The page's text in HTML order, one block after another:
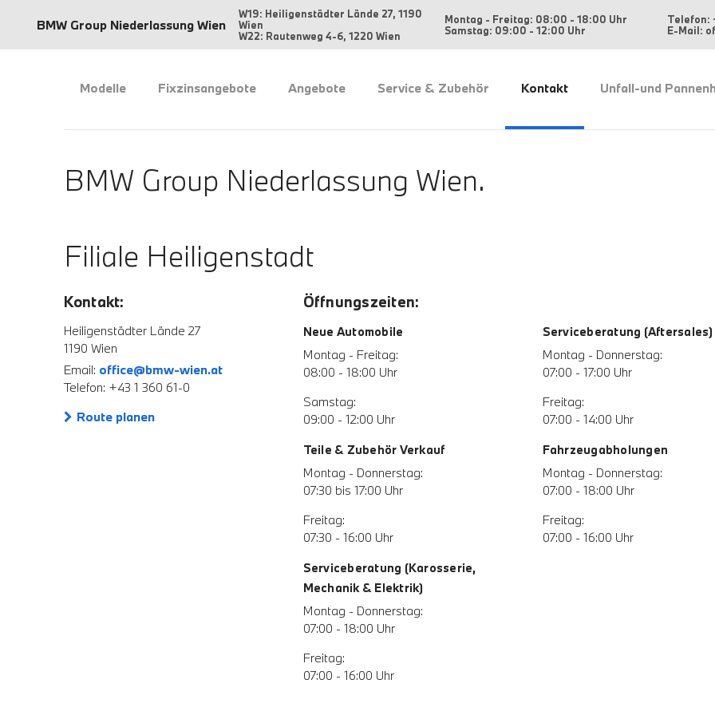
BMW Group Niederlassung Wien
W19: Heiligenstädter Lände 27, 1190
Wien
W22: Rautenweg 4-6, 1220 Wien
Montag - Freitag: 08:00 - 18:00 Uhr
Samstag: 09:00 - 12:00 Uhr
Telefon:
E-Mail:
Modelle Fixzinsangebote Angebote Service & Zubehör Kontakt Unfall-und
BMW Group Niederlassung Wien.
Filiale Heiligenstadt
Kontakt:
Heiligenstädter Lände 27
1190 Wien
Email: office@bmw-wien.at
Telefon: +43 1 360 61-0
Route planen
Öffnungszeiten:
Neue Automobile
Montag - Freitag:
08:00 - 18:00 Uhr
Samstag:
09:00 - 12:00 Uhr
Teile & Zubehör Verkauf
Montag - Donnerstag:
07:30 bis 17:00 Uhr
Freitag:
07:30 - 16:00 Uhr
Serviceberatung (Karosserie,
Mechanik & Elektrik)
Montag - Donnerstag:
07:00 - 18:00 Uhr
Freitag:
07:00 - 16:00 Uhr
Serviceberatung (Aftersales)
Montag - Donnerstag:
07:00 - 17:00 Uhr
Freitag:
07:00 - 14:00 Uhr
Fahrzeugabholungen
Montag - Donnerstag:
07:00 - 18:00 Uhr
Freitag:
07:00 - 16:00 Uhr